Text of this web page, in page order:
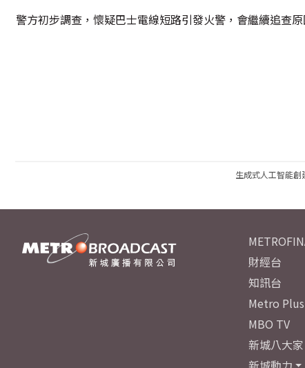
警方初步調查，懷疑巴士電線短路引發火警，會繼續追查
生成式人工智能創
財經台
知訊台
Metro Plus
MBO TV
新城八大家